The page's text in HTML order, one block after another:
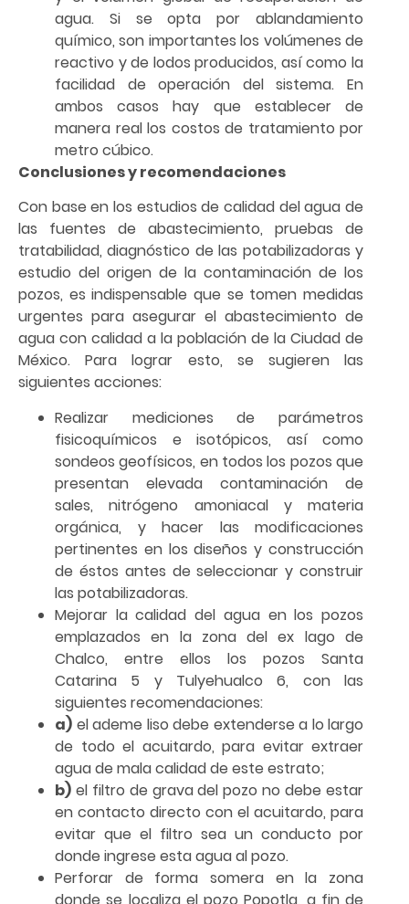
agua. Si se opta por ablandamiento
químico, son importantes los volúmenes de
reactivo y de lodos producidos, así como la
facilidad de operación del sistema. En
ambos casos hay que establecer de
manera real los costos de tratamiento por
metro cúbico.
Conclusiones y recomendaciones
Con base en los estudios de calidad del agua de
las fuentes de abastecimiento, pruebas de
tratabilidad, diagnóstico de las potabilizadoras y
estudio del origen de la contaminación de los
pozos, es indispensable que se tomen medidas
urgentes para asegurar el abastecimiento de
agua con calidad a la población de la Ciudad de
México. Para lograr esto, se sugieren las
siguientes acciones:
Realizar mediciones de parámetros
fisicoquímicos e isotópicos, así como
sondeos geofísicos, en todos los pozos que
presentan elevada contaminación de
sales, nitrógeno amoniacal y materia
orgánica, y hacer las modificaciones
pertinentes en los diseños y construcción
de éstos antes de seleccionar y construir
las potabilizadoras.
Mejorar la calidad del agua en los pozos
emplazados en la zona del ex lago de
Chalco, entre ellos los pozos Santa
Catarina 5 y Tulyehualco 6, con las
siguientes recomendaciones:
a) el ademe liso debe extenderse a lo largo
de todo el acuitardo, para evitar extraer
agua de mala calidad de este estrato;
b) el filtro de grava del pozo no debe estar
en contacto directo con el acuitardo, para
evitar que el filtro sea un conducto por
donde ingrese esta agua al pozo.
Perforar de forma somera en la zona
donde se localiza el pozo Popotla, a fin de